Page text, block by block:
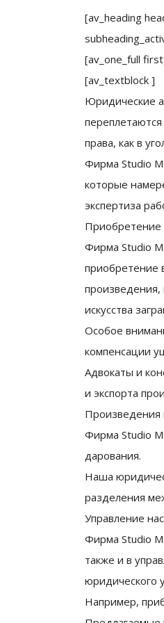
[av_heading
[av_one_full
[av_textblock ]
Юридические
права, как в
Фирма Studio
которые
экспертиза
Приобретение
Фирма Studio
приобретение
произведения,
искусства
Особое
компенсации
Адвокаты и
и экспорта
Произведения
Фирма Studio
дарования.
Наша
разделения
Управление
Фирма Studio
также и в
юридического
Например,